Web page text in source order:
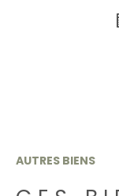
AUTRES BIENS